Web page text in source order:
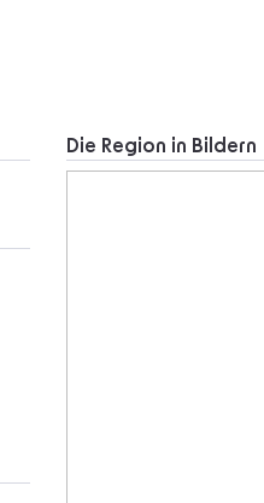
Die Region in Bildern